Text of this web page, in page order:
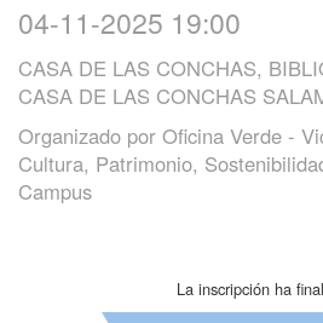
04-11-2025 19:00
CASA DE LAS CONCHAS,
CASA DE LAS CONCHAS
Organizado por Oficina Verde -
Cultura, Patrimonio,
Campus
La inscripción ha